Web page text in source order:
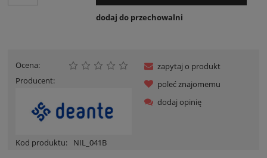
dodaj do przechowalni
Ocena:
Producent:
Kod produktu: NIL_041B
zapytaj o produkt
poleć znajomemu
dodaj opinię